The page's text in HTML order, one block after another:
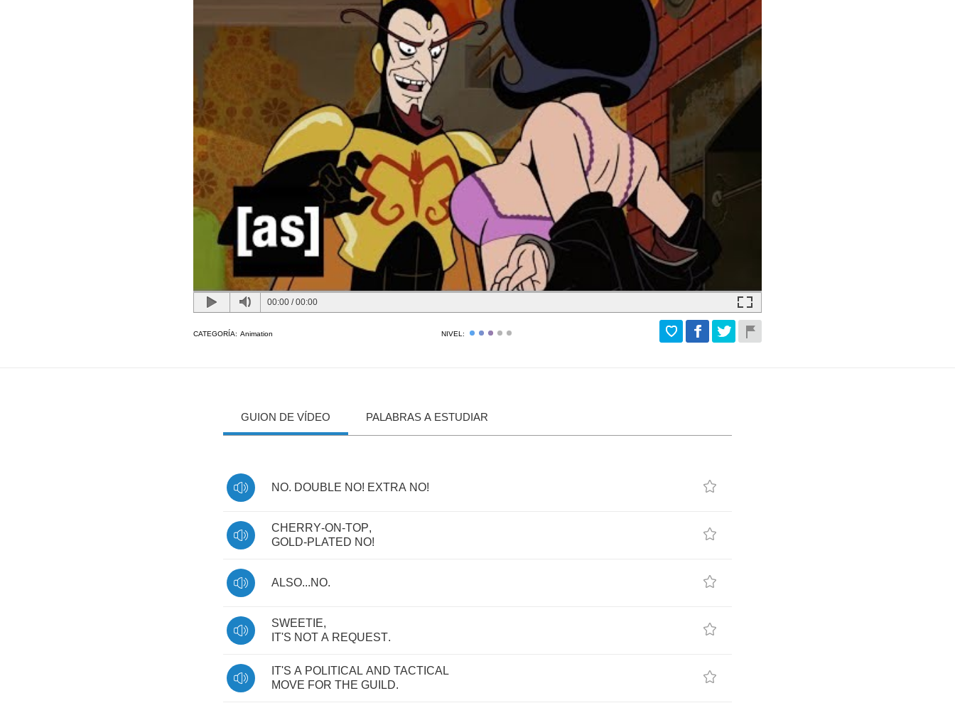
00:00 /00:00
CATEGORÍA: Animation NIVEL:
GUION DE VÍDEO PALABRAS A ESTUDIAR
NO. DOUBLE NO! EXTRA NO!
CHERRY-ON-TOP,
GOLD-PLATED NO!
ALSO...NO.
SWEETIE,
IT'S NOT A REQUEST.
IT'S A POLITICAL AND TACTICAL
MOVE FOR THE GUILD.